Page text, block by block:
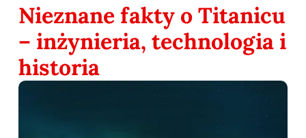
Nieznane fakty o Titanicu
– inżynieria, technologia i
historia